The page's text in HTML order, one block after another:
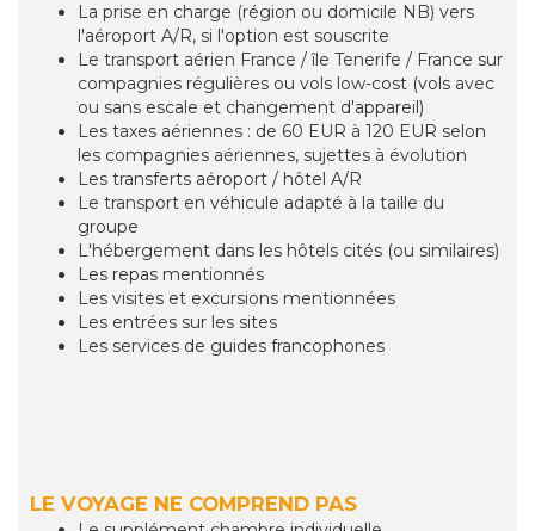
La prise en charge (région ou domicile NB) vers
l'aéroport A/R, si l'option est souscrite
Le transport aérien France / île Tenerife / France sur
compagnies régulières ou vols low-cost (vols avec
ou sans escale et changement d'appareil)
Les taxes aériennes : de 60 EUR à 120 EUR selon
les compagnies aériennes, sujettes à évolution
Les transferts aéroport / hôtel A/R
Le transport en véhicule adapté à la taille du
groupe
L'hébergement dans les hôtels cités (ou similaires)
Les repas mentionnés
Les visites et excursions mentionnées
Les entrées sur les sites
Les services de guides francophones
LE VOYAGE NE COMPREND PAS